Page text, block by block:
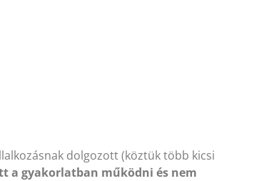
dolgozott (köztük több kicsi
a gyakorlatban működni és nem